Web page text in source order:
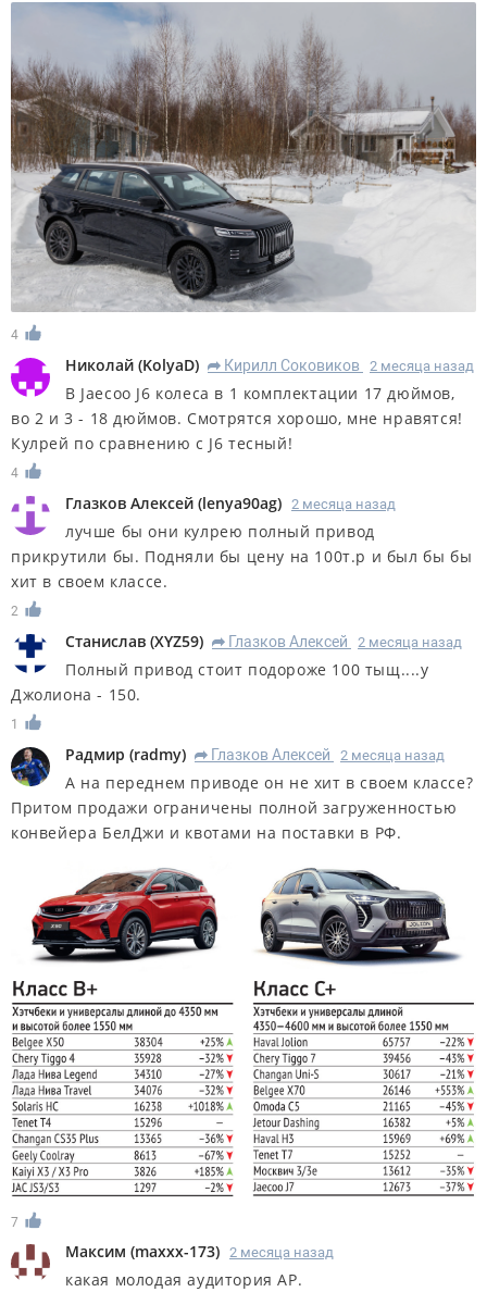
4
Николай (KolyaD) R Кирилл Соковиков 2 месяца назад
В Jaecoo J6 колеса в 1 комплектации 17 дюймов,
во 2 и 3 - 18 дюймов. Смотрятся хорошо, мне нравятся!
Кулрей по сравнению с J6 тесный!
4
Глазков Алексей (lenya90ag) 2 месяца назад
лучше бы они кулрею полный привод
прикрутили бы. Подняли бы цену на 100т.р и был бы бы
хит в своем классе.
2
Станислав (XYZ59) R Глазков Алексей 2 месяца назад
Полный привод стоит подороже 100 тыщ....у
Джолиона - 150.
1
Радмир (radmy) R Глазков Алексей 2 месяца назад
А на переднем приводе он не хит в своем классе?
Притом продажи ограничены полной загруженностью
конвейера БелДжи и квотами на поставки в РФ.
7
Максим (maxxx-173) 2 месяца назад
какая молодая аудитория АР.